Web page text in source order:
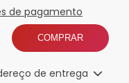
de pagamento
COMPRAR
de entrega